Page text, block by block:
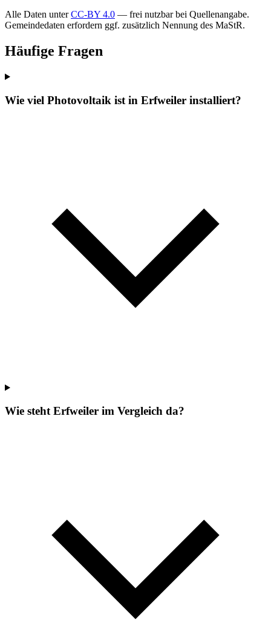
Alle Daten unterCC-BY 4.0 — frei nutzbar bei Quellenangabe.
Gemeindedaten erfordern ggf. zusätzlich Nennung des MaStR.
Häufige Fragen
Wie viel Photovoltaik ist in Erfweiler installiert?
Wie steht Erfweiler im Vergleich da?